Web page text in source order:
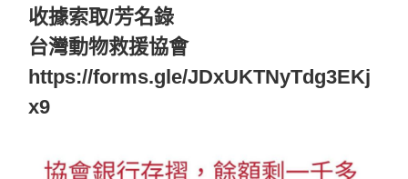
收據索取/芳名錄
台灣動物救援協會
https://forms.gle/JDxUKTNyTdg3EKj
x9